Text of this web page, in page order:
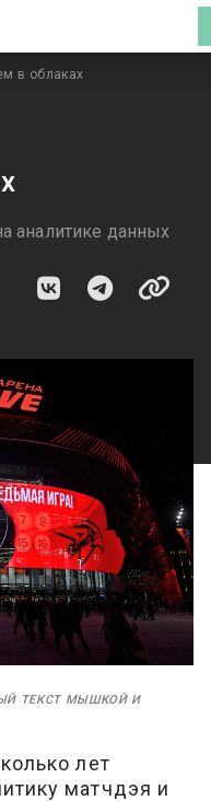
в облаках
аналитике данных
ТЕКСТ МЫШКОЙ И
лет
матчдэя и